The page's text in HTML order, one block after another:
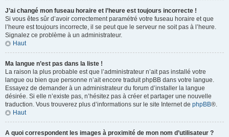
J’ai changé mon fuseau horaire et l’heure est toujours incorrecte !
Si vous êtes sûr d’avoir correctement paramétré votre fuseau horaire et que
l’heure est toujours incorrecte, il se peut que le serveur ne soit pas à l’heure.
Signalez ce problème à un administrateur.
Haut
Ma langue n’est pas dans la liste !
La raison la plus probable est que l’administrateur n’ait pas installé votre
langue ou bien que personne n’ait encore traduit phpBB dans votre langue.
Essayez de demander à un administrateur du forum d’installer la langue
désirée. Si elle n’existe pas, n’hésitez pas à créer et partager une nouvelle
traduction. Vous trouverez plus d’informations sur le site Internet de phpBB®.
Haut
A quoi correspondent les images à proximité de mon nom d’utilisateur ?